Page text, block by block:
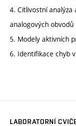
4. Citlivostní
analogových obvodů
5. Modely aktivních
6. Identifikace chyb
LABORATORNÍ